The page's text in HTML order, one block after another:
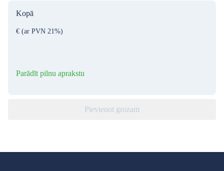
Kopā
€ (ar PVN 21%)
Parādīt pilnu aprakstu
Pievienot grozam